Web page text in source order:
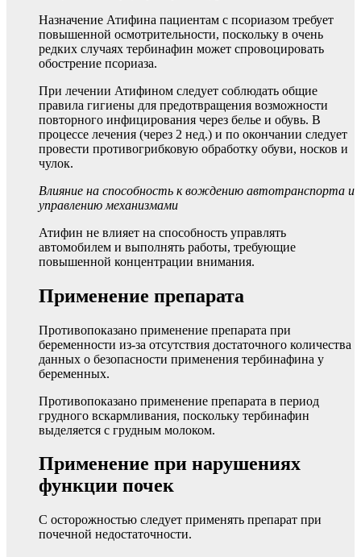
Назначение Атифина пациентам с псориазом требует
повышенной осмотрительности, поскольку в очень
редких случаях тербинафин может спровоцировать
обострение псориаза.
При лечении Атифином следует соблюдать общие
правила гигиены для предотвращения возможности
повторного инфицирования через белье и обувь. В
процессе лечения (через 2 нед.) и по окончании следует
провести противогрибковую обработку обуви, носков и
чулок.
Влияние на способность к вождению автотранспорта и
управлению механизмами
Атифин не влияет на способность управлять
автомобилем и выполнять работы, требующие
повышенной концентрации внимания.
Применение препарата
Противопоказано применение препарата при
беременности из-за отсутствия достаточного количества
данных о безопасности применения тербинафина у
беременных.
Противопоказано применение препарата в период
грудного вскармливания, поскольку тербинафин
выделяется с грудным молоком.
Применение при нарушениях
функции почек
С осторожностью следует применять препарат при
почечной недостаточности.